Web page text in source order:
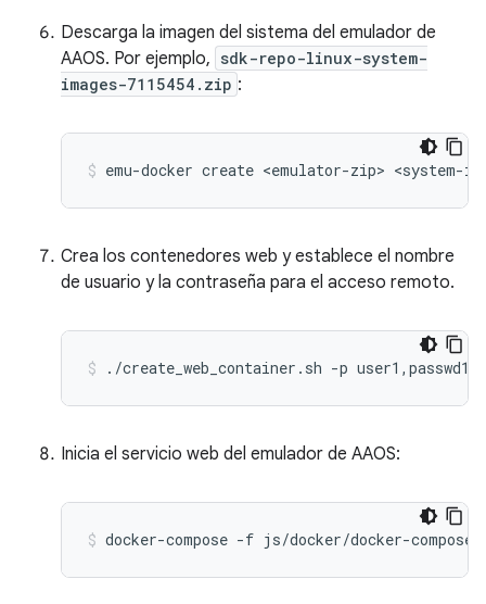
Descarga la imagen del sistema del emulador de
AAOS. Por ejemplo, sdk-repo-linux-system-
images-7115454.zip :
Crea los contenedores web y establece el nombre
de usuario y la contraseña para el acceso remoto.
Inicia el servicio web del emulador de AAOS: